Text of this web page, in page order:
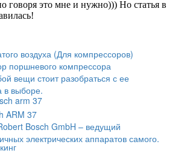
поршневого компрессора
вещи стоит разобраться с ее
в выборе.
ARM 37
Bosch GmbH – ведущий
электрических аппаратов самого.